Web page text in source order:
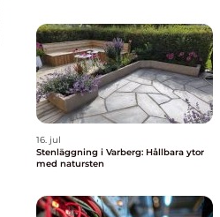
16. jul
Stenläggning i Varberg: Hållbara ytor
med natursten